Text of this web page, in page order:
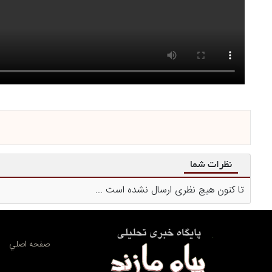
نظرات شما
تا کنون هیچ نظری ارسال نشده است ...
صفحه اصلي